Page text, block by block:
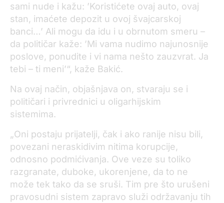
sami nude i kažu: ’Koristićete ovaj auto, ovaj
stan, imaćete depozit u ovoj švajcarskoj
banci…’ Ali mogu da idu i u obrnutom smeru –
da političar kaže: ’Mi vama nudimo najunosnije
poslove, ponudite i vi nama nešto zauzvrat. Ja
tebi – ti meni’“, kaže Bakić.
Na ovaj način, objašnjava on, stvaraju se i
političari i privrednici u oligarhijskim
sistemima.
„Oni postaju prijatelji, čak i ako ranije nisu bili,
povezani neraskidivim nitima korupcije,
odnosno podmićivanja. Ove veze su toliko
razgranate, duboke, ukorenjene, da to ne
može tek tako da se sruši. Tim pre što urušeni
pravosudni sistem zapravo služi održavanju tih